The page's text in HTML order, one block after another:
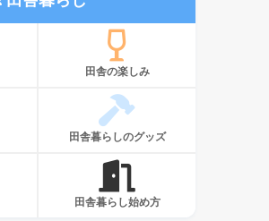
田舎の楽しみ
田舎暮らしのグッズ
田舎暮らし始め方